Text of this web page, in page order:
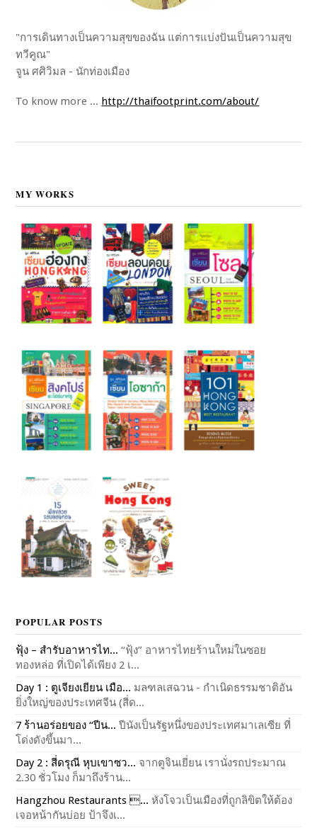
"การเดินทางเป็นความสุขของฉัน แต่การแบ่งปันเป็นความสุข
ทวีคูณ"
จูน ศศิวิมล - นักท่องเมือง
To know more ... http://thaifootprint.com/about/
MY WORKS
POPULAR POSTS
ฟุ้ง – สำรับอาหารไท... “ฟุ้ง” อาหารไทยร้านใหม่ในซอย
ทองหล่อ ที่เปิดได้เพียง 2 เ...
Day 1 : ตูเจียงเยียน เมือ... มลฑลเสฉวน - กำเนิดธรรมชาติอัน
ยิ่งใหญ่ของประเทศจีน (สี่ด...
7 ร้านอร่อยของ “ปีน... ปีนังเป็นรัฐหนึ่งของประเทศมาเลเซีย ที่
โด่งดังขึ้นมา...
Day 2 : สี่ดรุณี หุบเขาซว... จากตูจินเยี่ยน เรานั่งรถประมาณ
2.30 ชั่วโมง ก็มาถึงร้าน...
Hangzhou Restaurants ... หังโจวเป็นเมืองที่ถูกลิขิตให้ต้อง
เจอหน้ากันบ่อย ป้าจึงเ...